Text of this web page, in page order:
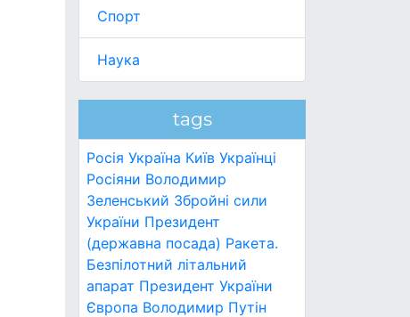
Спорт
Наука
tags
Росія Україна Київ Українці
Росіяни Володимир
Зеленський Збройні сили
України Президент
(державна посада) Ракета.
Безпілотний літальний
апарат Президент України
Європа Володимир Путін